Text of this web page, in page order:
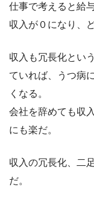
仕事で考えると給
収入が０になり、
収入も冗長化とい
ていれば、うつ病
くなる。
会社を辞めても収
にも楽だ。
収入の冗長化、二
だ。